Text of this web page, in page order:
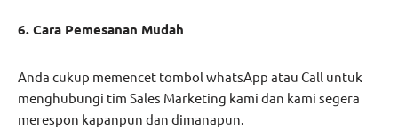
6. Cara Pemesanan Mudah
Anda cukup memencet tombol whatsApp atau Call untuk
menghubungi tim Sales Marketing kami dan kami segera
merespon kapanpun dan dimanapun.